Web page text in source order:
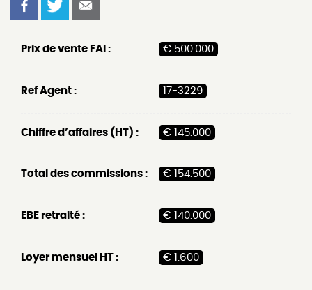
Prix de vente FAI : € 500.000
Ref Agent : 17-3229
Chiffre d’affaires (HT) : € 145.000
Total des commissions : € 154.500
EBE retraité : € 140.000
Loyer mensuel HT : € 1.600